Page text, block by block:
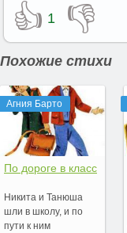
👍 1 👎
Похожие стихи
Агния Барто
По дороге в класс
Никита и Танюша
шли в школу, и по
пути к ним